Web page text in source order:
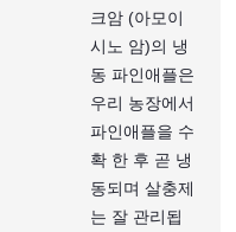
크암 (아모이
시노 암)의 냉
동 파인애플은
우리 농장에서
파인애플을 수
확 한 후 곧 냉
동되며 살충제
는 잘 관리됩